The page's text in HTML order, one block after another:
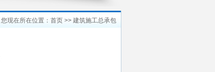
您现在所在位置： 首页 >> 建筑施工总承包